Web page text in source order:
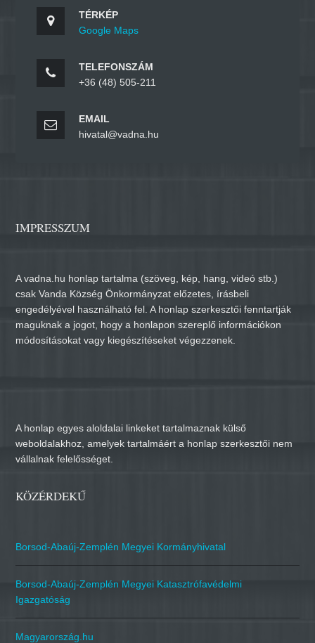
TÉRKÉP
Google Maps
TELEFONSZÁM
+36 (48) 505-211
EMAIL
hivatal@vadna.hu
IMPRESSZUM
A vadna.hu honlap tartalma (szöveg, kép, hang, videó stb.)
csak Vanda Község Önkormányzat előzetes, írásbeli
engedélyével használható fel. A honlap szerkesztői fenntartják
maguknak a jogot, hogy a honlapon szereplő információkon
módosításokat vagy kiegészítéseket végezzenek.
A honlap egyes aloldalai linkeket tartalmaznak külső
weboldalakhoz, amelyek tartalmáért a honlap szerkesztői nem
vállalnak felelősséget.
KÖZÉRDEKŰ
Borsod-Abaúj-Zemplén Megyei Kormányhivatal
Borsod-Abaúj-Zemplén Megyei Katasztrófavédelmi
Igazgatóság
Magyarország.hu